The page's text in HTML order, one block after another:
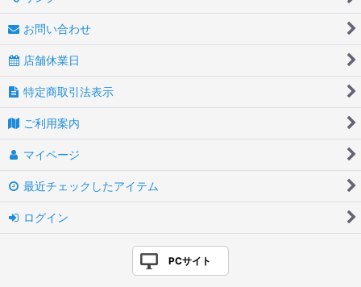
お問い合わせ
店舗休業日
特定商取引法表示
ご利用案内
マイページ
最近チェックしたアイテム
ログイン
PCサイト